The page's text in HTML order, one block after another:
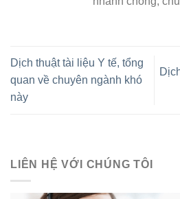
Dịch thuật tài liệu Y tế, tổng
quan về chuyên ngành khó
này
LIÊN HỆ VỚI CHÚNG TÔI